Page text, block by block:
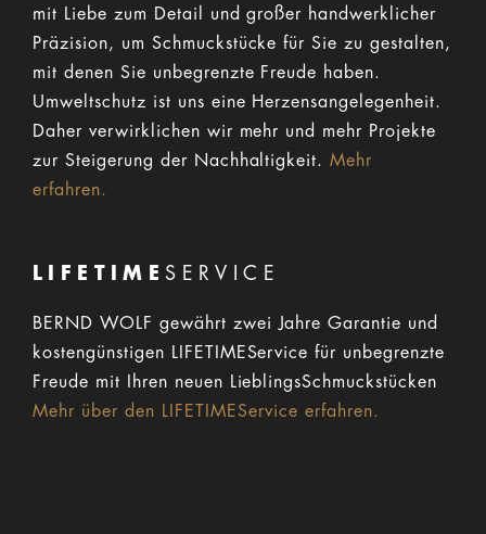
mit Liebe zum Detail und großer handwerklicher
Präzision, um Schmuckstücke für Sie zu gestalten,
mit denen Sie unbegrenzte Freude haben.
Umweltschutz ist uns eine Herzensangelegenheit.
Daher verwirklichen wir mehr und mehr Projekte
zur Steigerung der Nachhaltigkeit.Mehr
erfahren.
LIFETIME SERVICE
BERND WOLF gewährt zwei Jahre Garantie und
kostengünstigen LIFETIMEService für unbegrenzte
Freude mit Ihren neuen LieblingsSchmuckstücken
Mehr über den LIFETIMEService erfahren.